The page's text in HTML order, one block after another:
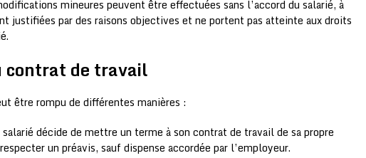
mineures peuvent être effectuées sans l’accord du salarié, à
justifiées par des raisons objectives et ne portent pas atteinte aux droits
contrat de travail
être rompu de différentes manières :
décide de mettre un terme à son contrat de travail de sa propre
un préavis, sauf dispense accordée par l’employeur.